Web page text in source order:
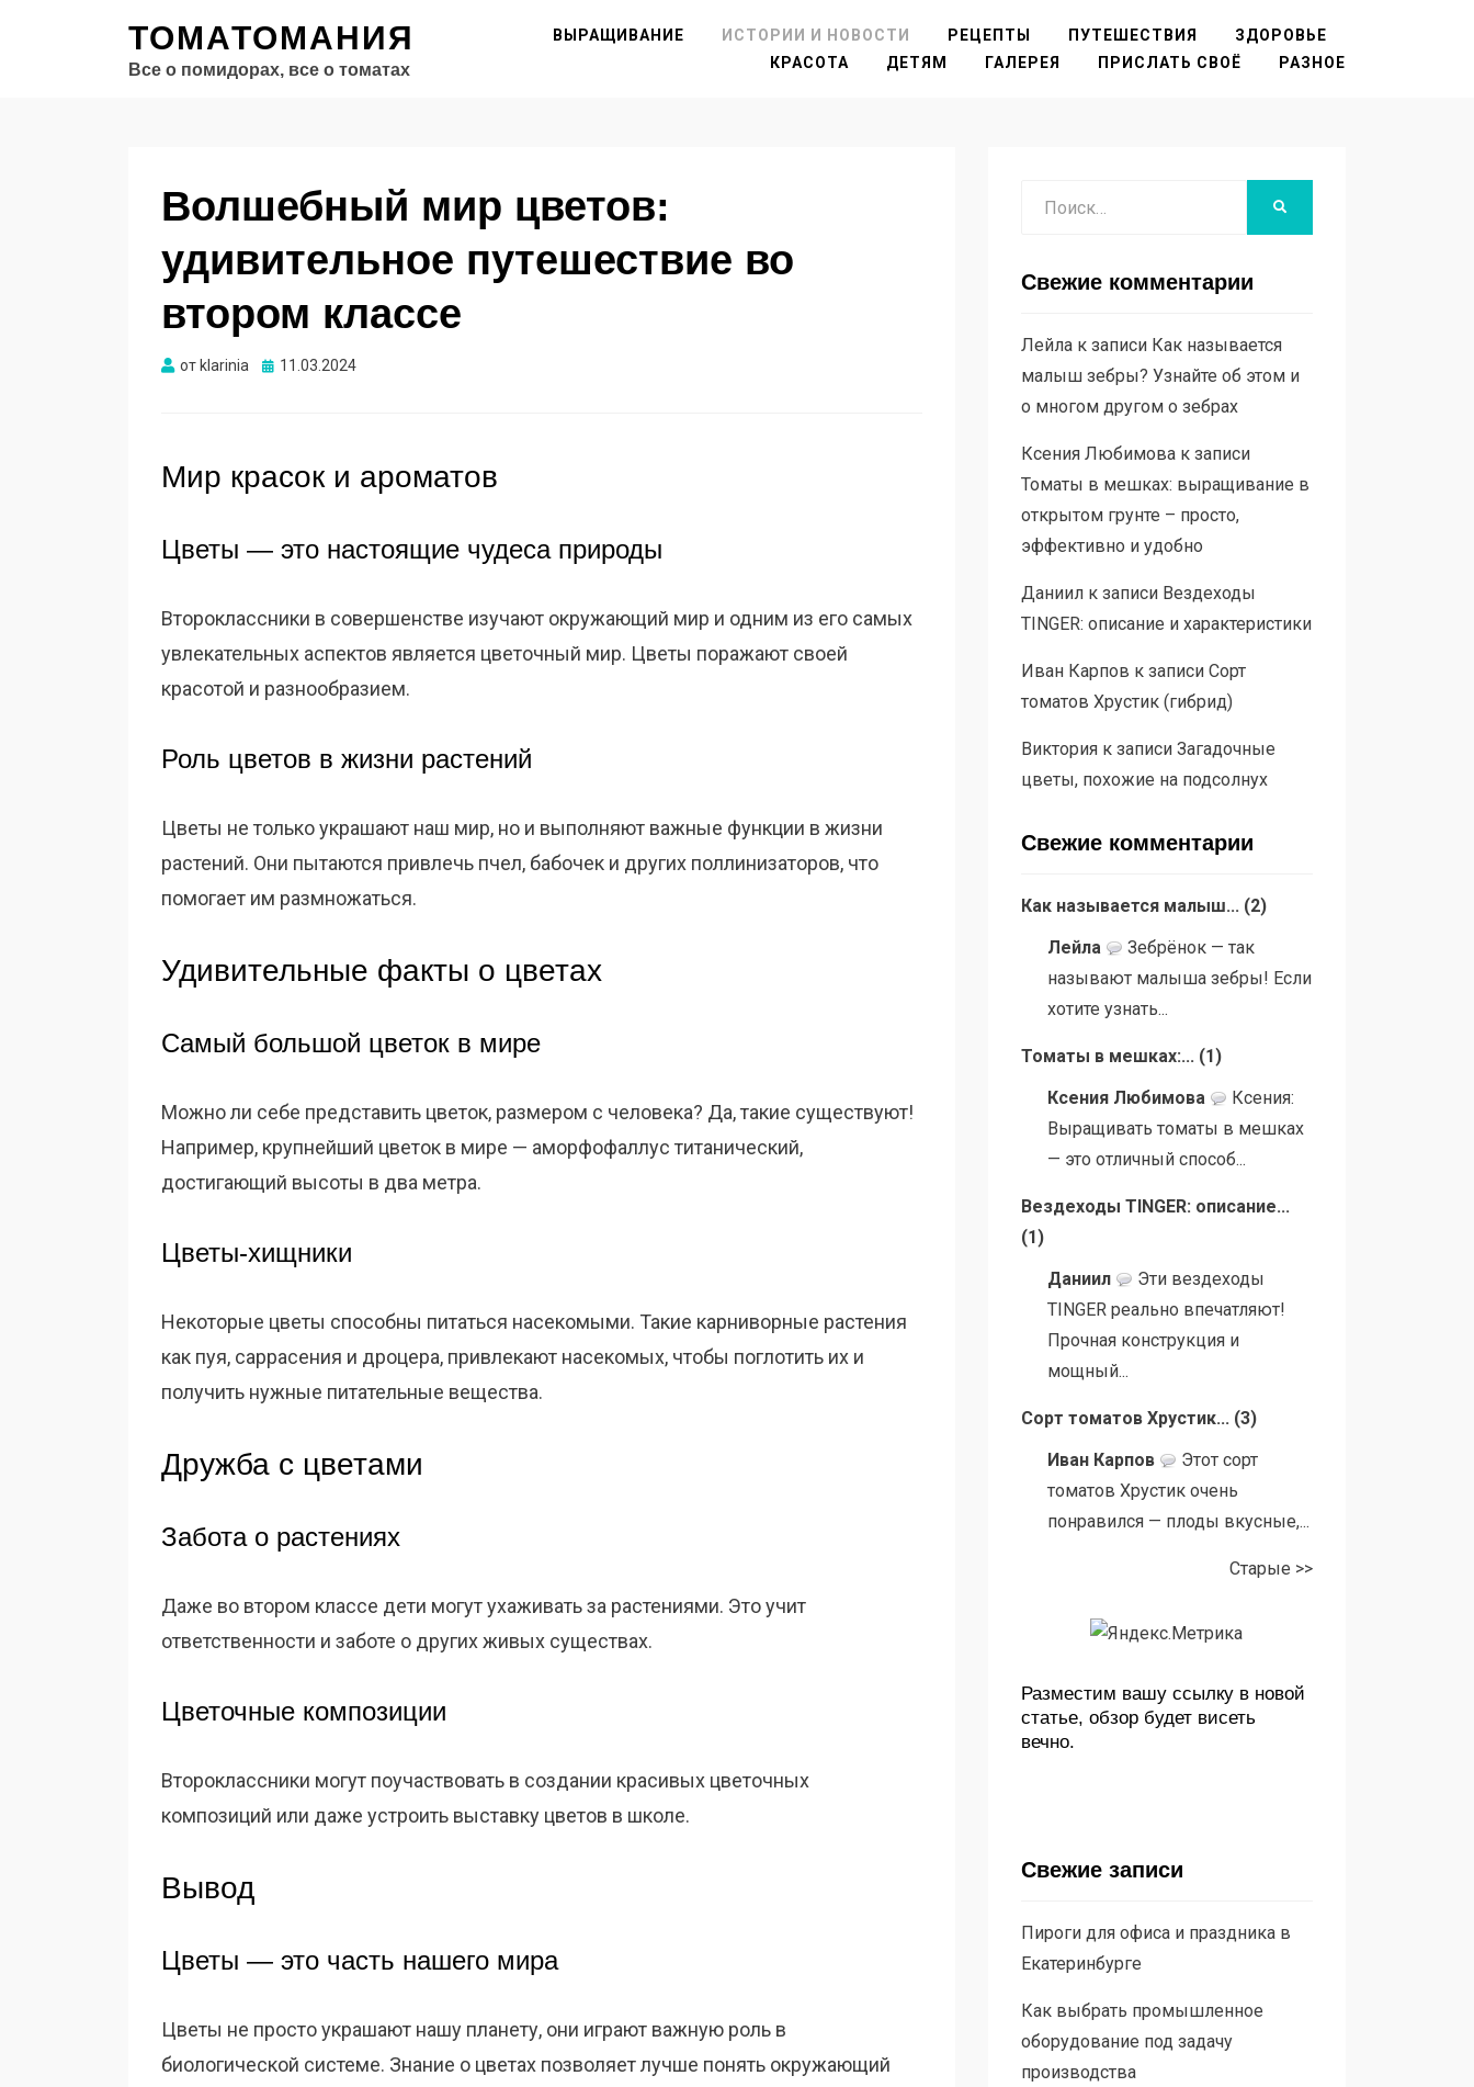
ТОМАТОМАНИЯ
Все о помидорах, все о томатах
ВЫРАЩИВАНИЕ ИСТОРИИ И НОВОСТИ РЕЦЕПТЫ ПУТЕШЕСТВИЯ
ЗДОРОВЬЕ
КРАСОТА
ДЕТЯМ ГАЛЕРЕЯ ПРИСЛАТЬ СВОЁ РАЗНОЕ
Волшебный мир цветов:
удивительное путешествие во
втором классе
от klarinia Опубликовано
11.03.2024
Мир красок и ароматов
Цветы — это настоящие чудеса природы
Второклассники в совершенстве изучают окружающий мир и одним из его самых
увлекательных аспектов является цветочный мир. Цветы поражают своей
красотой и разнообразием.
Роль цветов в жизни растений
Цветы не только украшают наш мир, но и выполняют важные функции в жизни
растений. Они пытаются привлечь пчел, бабочек и других поллинизаторов, что
помогает им размножаться.
Удивительные факты о цветах
Самый большой цветок в мире
Можно ли себе представить цветок, размером с человека? Да, такие существуют!
Например, крупнейший цветок в мире — аморфофаллус титанический,
достигающий высоты в два метра.
Цветы-хищники
Некоторые цветы способны питаться насекомыми. Такие карниворные растения
как пуя, саррасения и дроцера, привлекают насекомых, чтобы поглотить их и
получить нужные питательные вещества.
Дружба с цветами
Забота о растениях
Даже во втором классе дети могут ухаживать за растениями. Это учит
ответственности и заботе о других живых существах.
Цветочные композиции
Второклассники могут поучаствовать в создании красивых цветочных
композиций или даже устроить выставку цветов в школе.
Вывод
Цветы — это часть нашего мира
Цветы не просто украшают нашу планету, они играют важную роль в
биологической системе. Знание о цветах позволяет лучше понять окружающий
Свежие комментарии
Лейлак записи Как называется
малыш зебры? Узнайте об этом и
о многом другом о зебрах
Ксения Любимовак записи
Томаты в мешках: выращивание в
открытом грунте – просто,
эффективно и удобно
Даниилк записи Вездеходы
TINGER: описание и характеристики
Иван Карпов к записи Сорт
томатов Хрустик (гибрид)
Викторияк записи Загадочные
цветы, похожие на подсолнух
Свежие комментарии
Как называется малыш... (2)
Лейла
Зебрёнок — так
называют малыша зебры! Если
хотите узнать...
Томаты в мешках:... (1)
Ксения Любимова
Ксения:
Выращивать томаты в мешках
— это отличный способ...
Вездеходы TINGER: описание...
(1)
Даниил
Эти вездеходы
TINGER реально впечатляют!
Прочная конструкция и
мощный...
Сорт томатов Хрустик... (3)
Иван Карпов
Этот сорт
томатов Хрустик очень
понравился — плоды вкусные,...
Старые >>
Разместим вашу ссылку в новой
статье, обзор будет висеть
вечно.
Свежие записи
Пироги для офиса и праздника в
Екатеринбурге
Как выбрать промышленное
оборудование под задачу
производства